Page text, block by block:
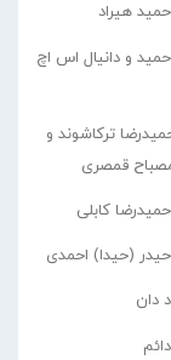
حمید هیراد
حمید و دانیال اس اچ
ترکاشوند و
قمصری
حمیدرضا کابلی
حیدر (حیدا) احمدی
د دان
دائم